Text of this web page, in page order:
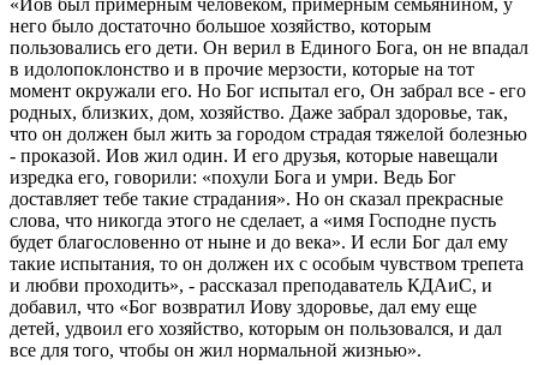
него было достаточно большое хозяйство, которым
пользовались его дети. Он верил в Единого Бога, он не впадал
в идолопоклонство и в прочие мерзости, которые на тот
момент окружали его. Но Бог испытал его, Он забрал все - его
родных, близких, дом, хозяйство. Даже забрал здоровье, так,
что он должен был жить за городом страдая тяжелой болезнью
- проказой. Иов жил один. И его друзья, которые навещали
изредка его, говорили: «похули Бога и умри. Ведь Бог
доставляет тебе такие страдания». Но он сказал прекрасные
слова, что никогда этого не сделает, а «имя Господне пусть
будет благословенно от ныне и до века». И если Бог дал ему
такие испытания, то он должен их с особым чувством трепета
и любви проходить», - рассказал преподаватель КДАиС, и
добавил, что «Бог возвратил Иову здоровье, дал ему еще
детей, удвоил его хозяйство, которым он пользовался, и дал
все для того, чтобы он жил нормальной жизнью».